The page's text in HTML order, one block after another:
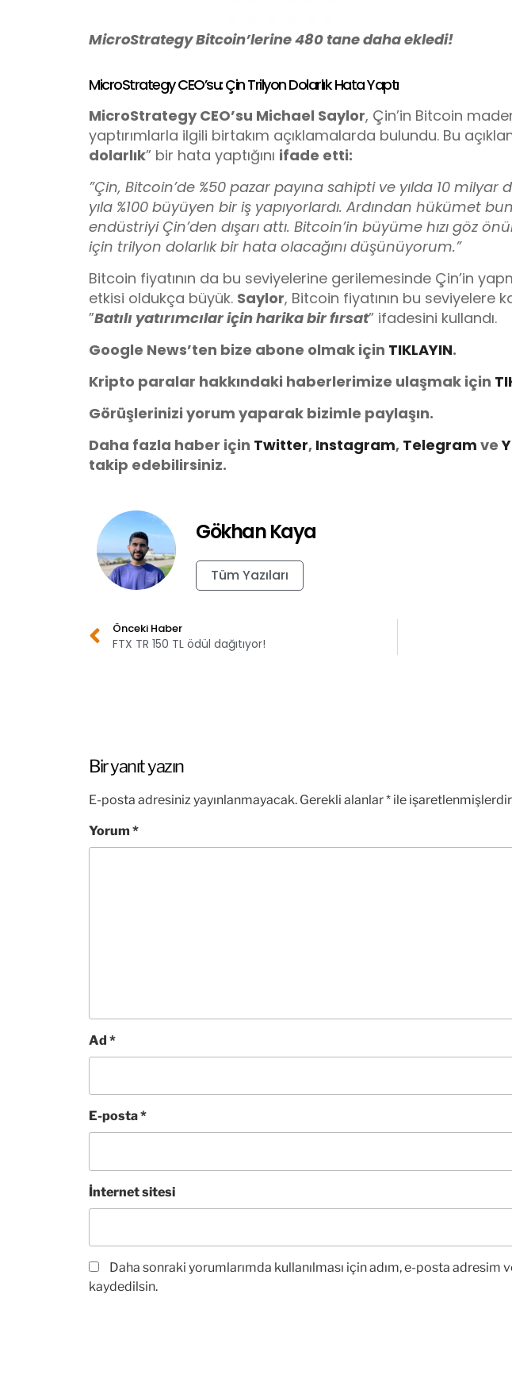
MicroStrategy Bitcoin’lerine 480 tane daha ekledi!
MicroStrategy CEO’su: Çin Trilyon Dolarlık Hata Yaptı
MicroStrategy CEO’su Michael Saylor, Çin’in Bitcoin
yaptırımlarla ilgili birtakım açıklamalarda bulundu. Bu
dolarlık” bir hata yaptığını ifade etti:
”Çin, Bitcoin’de %50 pazar payına sahipti ve yılda 10 milyar
yıla %100 büyüyen bir iş yapıyorlardı. Ardından hükümet
endüstriyi Çin’den dışarı attı. Bitcoin’in büyüme hızı göz
için trilyon dolarlık bir hata olacağını düşünüyorum.”
Bitcoin fiyatının da bu seviyelerine gerilemesinde Çin’in
etkisi oldukça büyük. Saylor, Bitcoin fiyatının bu seviyelere
”Batılı yatırımcılar için harika bir fırsat” ifadesini kullandı.
Google News’ten bize abone olmak için TIKLAYIN.
Kripto paralar hakkındaki haberlerimize ulaşmak için
Görüşlerinizi yorum yaparak bizimle paylaşın.
Daha fazla haber için Twitter, Instagram, Telegram ve
takip edebilirsiniz.
Gökhan Kaya
Tüm Yazıları
Önceki Haber
FTX TR 150 TL ödül dağıtıyor!
Bir yanıt yazın
E-posta adresiniz yayınlanmayacak. Gerekli alanlar* ile işaretlenmişlerdir
Yorum *
Ad *
E-posta*
İnternet sitesi
Daha sonraki yorumlarımda kullanılması için adım, e-posta adresim
kaydedilsin.